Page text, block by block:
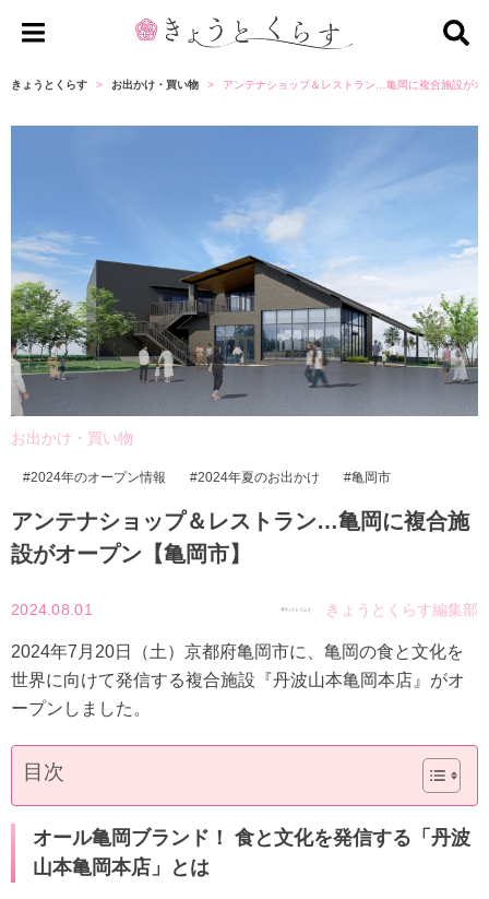
ょ
きょうとくらす お出かけ・買い物 アンテナショップ＆レストラン…亀岡に複合施設がオ
お出かけ・買い物
2024年のオープン情報 2024年夏のお出かけ 亀岡市
アンテナショップ＆レストラン…亀岡に複合施
設がオープン【亀岡市】
2024.08.01 きょうとくらす編集部
2024年7月20日（土）京都府亀岡市に、亀岡の食と文化を
世界に向けて発信する複合施設『丹波山本亀岡本店』がオ
ープンしました。
目次
オール亀岡ブランド！ 食と文化を発信する「丹波
山本亀岡本店」とは